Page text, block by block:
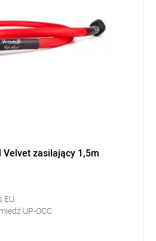
zasilający 1,5m
EU
miedź UP-OCC